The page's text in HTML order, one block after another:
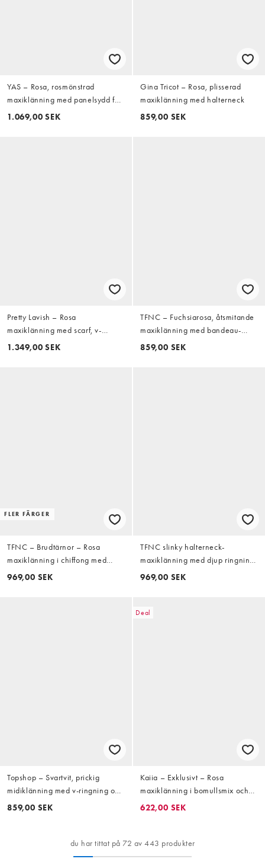
YAS – Rosa, rosmönstrad
maxiklänning med panelsydd fåll
och puffärmar
1.069,00 SEK
Gina Tricot – Rosa, plisserad
maxiklänning med halterneck
859,00 SEK
Pretty Lavish – Rosa
maxiklänning med scarf, v-
ringning och breda manschetter i
1.349,00 SEK
TFNC – Fuchsiarosa, åtsmitande
maxiklänning med bandeau-
ringning, rynkning och scarf
859,00 SEK
FLER FÄRGER
TFNC – Brudtärnor – Rosa
maxiklänning i chiffong med
sänkt axelsöm
969,00 SEK
TFNC slinky halterneck-
maxiklänning med djup ringning
i hallonrött
969,00 SEK
Topshop – Svartvit, prickig
midiklänning med v-ringning och
utsvängda ärmar
859,00 SEK
Deal
Kaiia – Exklusivt – Rosa
maxiklänning i bomullsmix och
trapetsstil med halterneck
622,00 SEK
du har tittat på 72 av 443 produkter